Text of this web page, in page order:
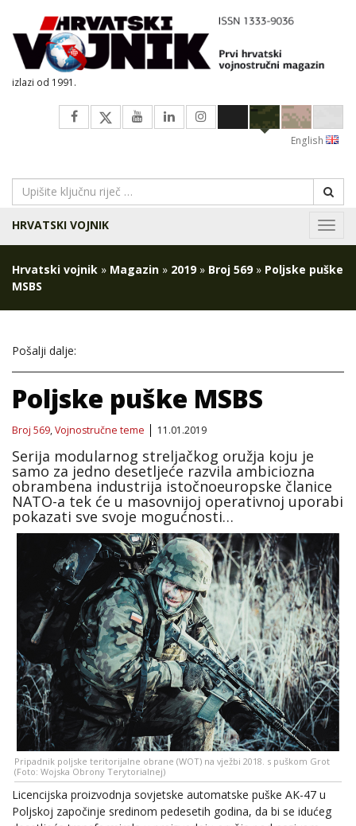
izlazi od 1991.
English
HRVATSKI VOJNIK
Hrvatski vojnik » Magazin » 2019» Broj 569» Poljske puške
MSBS
Pošalji dalje:
Poljske puške MSBS
Broj 569,Vojnostručne teme 11.01.2019
Serija modularnog streljačkog oružja koju je
samo za jedno desetljeće razvila ambiciozna
obrambena industrija istočnoeuropske članice
NATO-a tek će u masovnijoj operativnoj uporabi
pokazati sve svoje mogućnosti…
Pripadnik poljske teritorijalne obrane (WOT) na vježbi 2018. s puškom Grot
(Foto: Wojska Obrony Terytorialnej)
Licencijska proizvodnja sovjetske automatske puške AK-47 u
Poljskoj započinje sredinom pedesetih godina, da bi se idućeg